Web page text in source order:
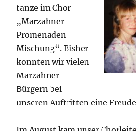
tanze im Chor
„Marzahner
Promenaden-
Mischung“. Bisher
konnten wir vielen
Marzahner
Bürgern bei
unseren Auftritten eine